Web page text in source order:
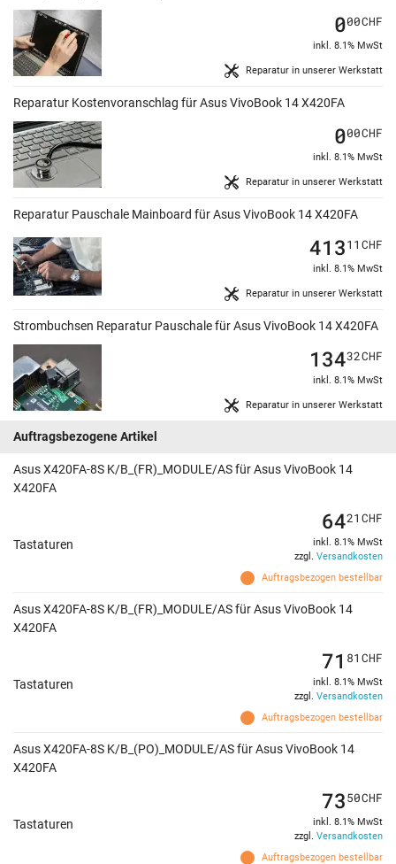
Reparatur in unserer Werkstatt
000CHF
inkl. 8.1% MwSt
Reparatur Kostenvoranschlag für Asus VivoBook 14 X420FA
Reparatur in unserer Werkstatt
000CHF
inkl. 8.1% MwSt
Reparatur Pauschale Mainboard für Asus VivoBook 14 X420FA
Reparatur in unserer Werkstatt
41311 CHF
inkl. 8.1% MwSt
Strombuchsen Reparatur Pauschale für Asus VivoBook 14 X420FA
Reparatur in unserer Werkstatt
13432CHF
inkl. 8.1% MwSt
Auftragsbezogene Artikel
Asus X420FA-8S K/B_(FR)_MODULE/AS für Asus VivoBook 14
X420FA
Tastaturen
Auftragsbezogen bestellbar
6421 CHF
inkl. 8.1% MwSt
zzgl. Versandkosten
Asus X420FA-8S K/B_(FR)_MODULE/AS für Asus VivoBook 14
X420FA
Tastaturen
Auftragsbezogen bestellbar
71 81 CHF
inkl. 8.1% MwSt
zzgl. Versandkosten
Asus X420FA-8S K/B_(PO)_MODULE/AS für Asus VivoBook 14
X420FA
Tastaturen
Auftragsbezogen bestellbar
7350CHF
inkl. 8.1% MwSt
zzgl. Versandkosten